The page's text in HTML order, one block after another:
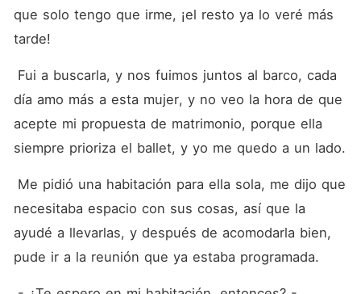
que solo tengo que irme, ¡el resto ya lo veré más
tarde!
día amo más a esta mujer, y no veo la hora de que
acepte mi propuesta de matrimonio, porque ella
siempre prioriza el ballet, y yo me quedo a un lado.
necesitaba espacio con sus cosas, así que la
ayudé a llevarlas, y después de acomodarla bien,
pude ir a la reunión que ya estaba programada.